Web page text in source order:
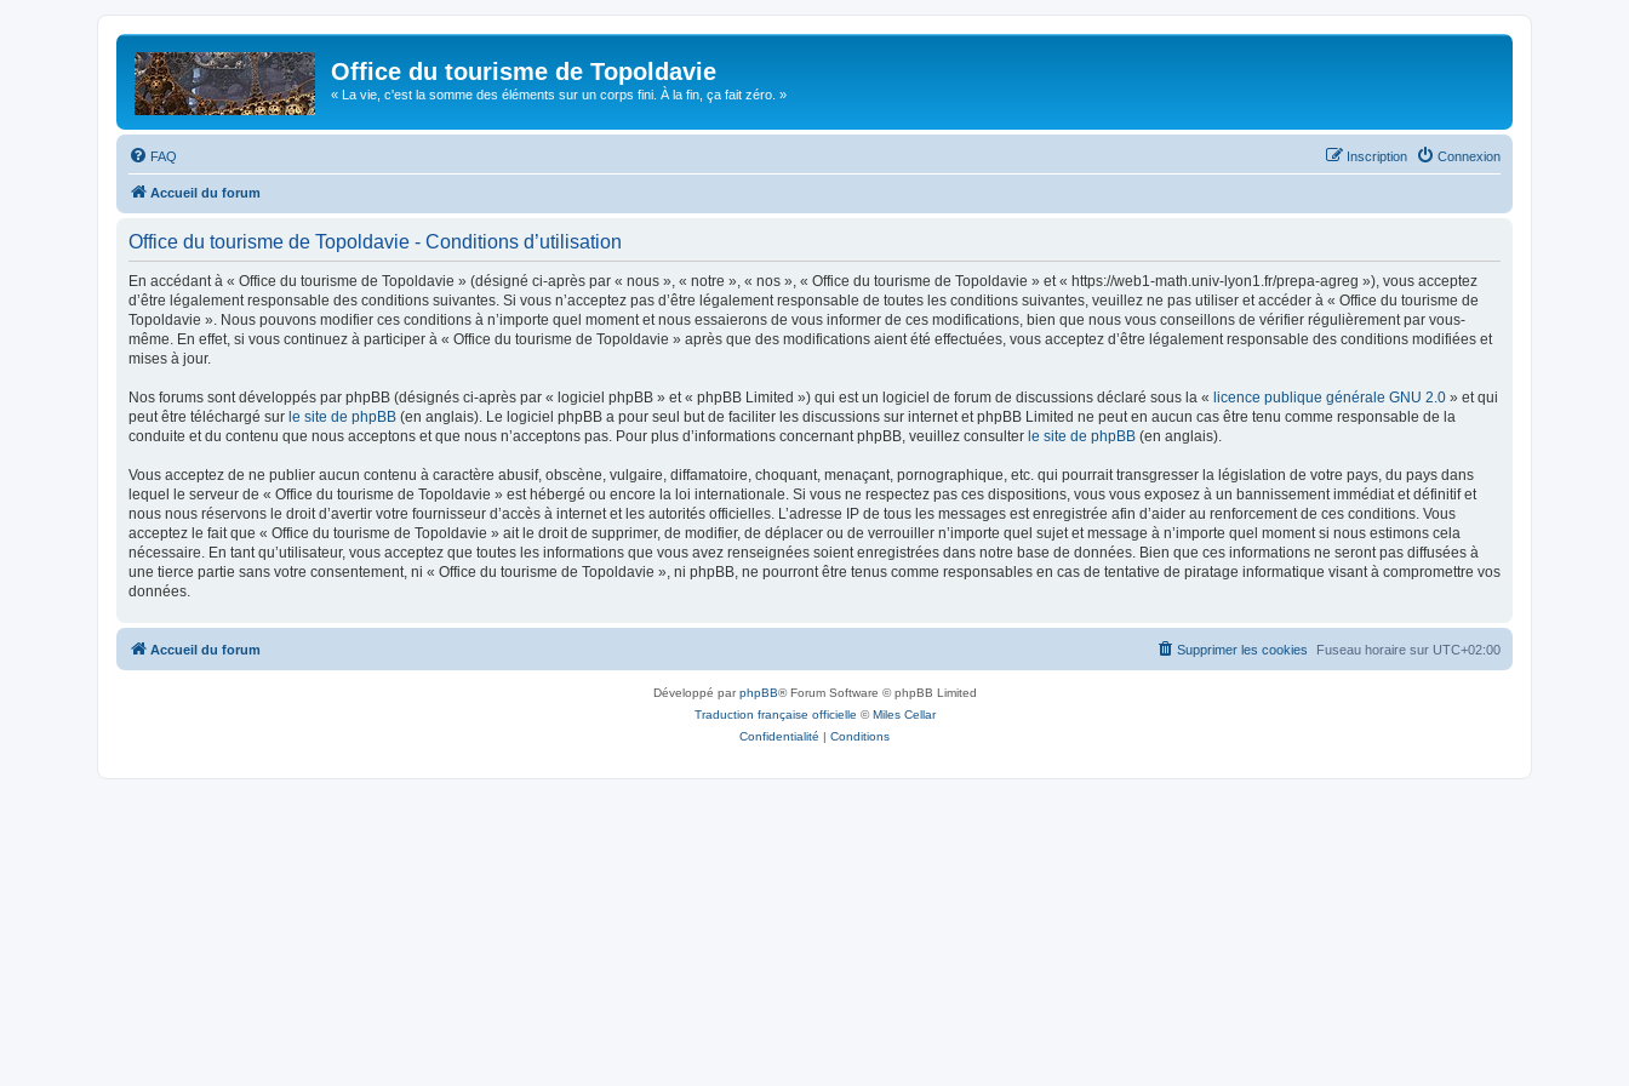
Office du tourisme de Topoldavie
« La vie, c'est la somme des éléments sur un corps fini. À la fin, ça fait zéro. »
FAQ Connexion
Inscription
Accueil du forum
Office du tourisme de Topoldavie - Conditions d’utilisation
En accédant à « Office du tourisme de Topoldavie » (désigné ci-après par « nous », « notre », « nos », « Office du tourisme de Topoldavie » et « https://web1-math.univ-lyon1.fr/prepa-agreg »), vous acceptez
d’être légalement responsable des conditions suivantes. Si vous n’acceptez pas d’être légalement responsable de toutes les conditions suivantes, veuillez ne pas utiliser et accéder à « Office du tourisme de
Topoldavie ». Nous pouvons modifier ces conditions à n’importe quel moment et nous essaierons de vous informer de ces modifications, bien que nous vous conseillons de vérifier régulièrement par vous-
même. En effet, si vous continuez à participer à « Office du tourisme de Topoldavie » après que des modifications aient été effectuées, vous acceptez d’être légalement responsable des conditions modifiées et
mises à jour.
Nos forums sont développés par phpBB (désignés ci-après par « logiciel phpBB » et « phpBB Limited ») qui est un logiciel de forum de discussions déclaré sous la « licence publique générale GNU 2.0 » et qui
peut être téléchargé sur le site de phpBB (en anglais). Le logiciel phpBB a pour seul but de faciliter les discussions sur internet et phpBB Limited ne peut en aucun cas être tenu comme responsable de la
conduite et du contenu que nous acceptons et que nous n’acceptons pas. Pour plus d’informations concernant phpBB, veuillez consulter le site de phpBB (en anglais).
Vous acceptez de ne publier aucun contenu à caractère abusif, obscène, vulgaire, diffamatoire, choquant, menaçant, pornographique, etc. qui pourrait transgresser la législation de votre pays, du pays dans
lequel le serveur de « Office du tourisme de Topoldavie » est hébergé ou encore la loi internationale. Si vous ne respectez pas ces dispositions, vous vous exposez à un bannissement immédiat et définitif et
nous nous réservons le droit d’avertir votre fournisseur d’accès à internet et les autorités officielles. L’adresse IP de tous les messages est enregistrée afin d’aider au renforcement de ces conditions. Vous
acceptez le fait que « Office du tourisme de Topoldavie » ait le droit de supprimer, de modifier, de déplacer ou de verrouiller n’importe quel sujet et message à n’importe quel moment si nous estimons cela
nécessaire. En tant qu’utilisateur, vous acceptez que toutes les informations que vous avez renseignées soient enregistrées dans notre base de données. Bien que ces informations ne seront pas diffusées à
une tierce partie sans votre consentement, ni « Office du tourisme de Topoldavie », ni phpBB, ne pourront être tenus comme responsables en cas de tentative de piratage informatique visant à compromettre vos
données.
Accueil du forum Fuseau horaire sur UTC+02:00
Supprimer les cookies
Développé parphpBB® Forum Software © phpBB Limited
Traduction française officielle ©Miles Cellar
Confidentialité | Conditions